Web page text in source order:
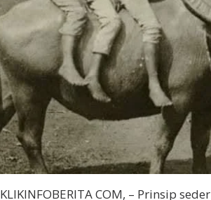
KLIKINFOBERITA COM, – Prinsip